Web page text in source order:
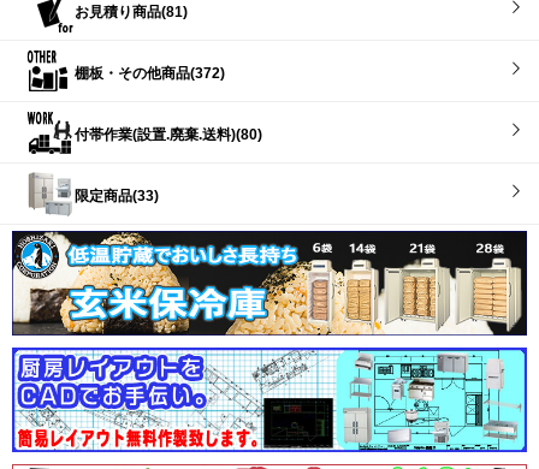
お見積り商品(81)
棚板・その他商品(372)
付帯作業(設置.廃棄.送料)(80)
限定商品(33)